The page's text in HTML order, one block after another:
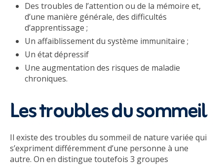
Des troubles de l’attention ou de la mémoire et,
d’une manière générale, des difficultés
d’apprentissage ;
Un affaiblissement du système immunitaire ;
Un état dépressif
Une augmentation des risques de maladie
chroniques.
Les troubles du sommeil
Il existe des troubles du sommeil de nature variée qui
s’expriment différemment d’une personne à une
autre. On en distingue toutefois 3 groupes